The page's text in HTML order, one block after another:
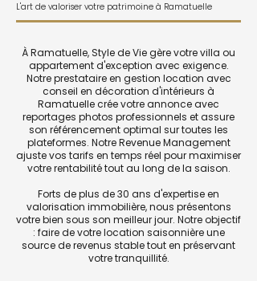
L'art de valoriser votre patrimoine à Ramatuelle
À Ramatuelle, Style de Vie gère votre villa ou
appartement d'exception avec exigence.
Notre prestataire en gestion location avec
conseil en décoration d'intérieurs à
Ramatuelle crée votre annonce avec
reportages photos professionnels et assure
son référencement optimal sur toutes les
plateformes. Notre Revenue Management
ajuste vos tarifs en temps réel pour maximiser
votre rentabilité tout au long de la saison.
Forts de plus de 30 ans d'expertise en
valorisation immobilière, nous présentons
votre bien sous son meilleur jour. Notre objectif
: faire de votre location saisonnière une
source de revenus stable tout en préservant
votre tranquillité.